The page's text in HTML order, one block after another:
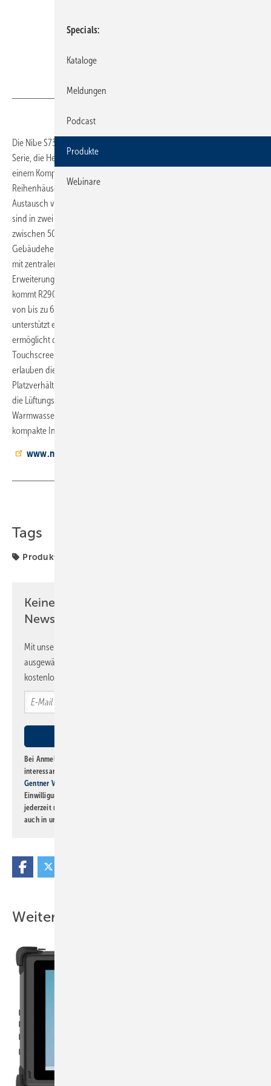
Die Nibe S735 ist eine innen aufgestellte Abluft-Wärmepumpe der S-
Serie, die Heizung, Warmwasserbereitung und Wohnraumlüftung in
einem Kompaktgerät vereint. Sie eignet sich für Einfamilien- und
Reihenhäuser, für Wohnungen in Mehrfamilienhäusern sowie für den
Austausch von Gas-­Etagenheizungen. Die leistungsvariablen Geräte
sind in zwei Leistungsgrößen erhältlich und decken Wohnflächen
zwischen 50 und 260 m² je Wohneinheit beziehungsweise eine
Gebäudeheizlast von bis zu 8 kW ab. Modular lässt sich das System
mit zentraler Zuluft sowie einem externen Brauchwasserspeicher zur
Erweiterung der Warmwasserkapazität ergänzen. Als Kältemittel
kommt R290 zum Einsatz; im Verdichterbetrieb werden Temperaturen
von bis zu 67 °C erreicht. Die Warmwasserstrategie Smart Control
unterstützt eine energieeffiziente Betriebsweise, integriertes Wi-Fi
ermöglicht die Nutzung von myUplink, und die Bedienung erfolgt per
Touchscreen oder über die Raumeinheit RMU S40. Smarte Funktionen
erlauben die Einbindung einer PV-Anlage. Für beengte
Platzverhältnisse lässt sich das Gerät teilen: Das obere Modul nimmt
die Lüftungs- und Wärmepumpeneinheit auf, das untere Regelung,
Warmwasserspeicher und Hydraulik. So sind auch in der Sanierung
kompakte Installationen möglich.
www.nibe.eu/de-de
Tags
Produkte
Keine Zeit? Kein Problem mit dem SBZ
Newsletter!
Mit unserem Newsletter erhalten Sie regelmäßig von uns
ausgewählte Informationen und Neuigkeiten, gebündelt und
kostenlos direkt ins Postfach.
Bei Anmeldung zu diesem Newsletter bin ich damit einverstanden, über
interessante Verlags- und Online-Angebote
Gentner Verlag GmbH & Co. KG
Einwilligung kann ich jederzeit widerrufen und eine Abmeldung ist
jederzeit möglich. Informationen zum Umgang mit Daten finden Sie
auch in unserer
Weitere Inhalte
Specials
Kataloge
Meldungen
Podcast
Produkte
Webinare